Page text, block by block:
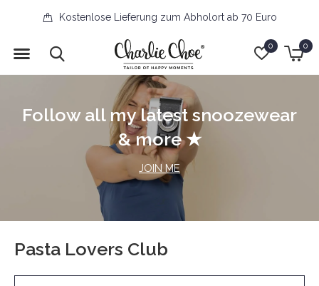
0 0
Kostenlose Lieferung zum Abholort ab 70 Euro
Follow all my latest snoozewear
& more ★
JOIN ME
Pasta Lovers Club